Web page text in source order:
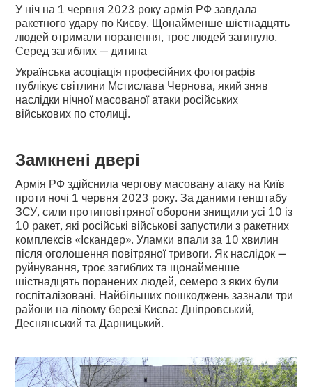
У ніч на 1 червня 2023 року армія РФ завдала
ракетного удару по Києву. Щонайменше шістнадцять
людей отримали поранення, троє людей загинуло.
Серед загиблих — дитина
Українська асоціація професійних фотографів
публікує світлини Мстислава Чернова, який зняв
наслідки нічної масованої атаки російських
військових по столиці.
Замкнені двері
Армія РФ здійснила чергову масовану атаку на Київ
проти ночі 1 червня 2023 року. За даними генштабу
ЗСУ, сили протиповітряної оборони знищили усі 10 із
10 ракет, які російські військові запустили з ракетних
комплексів «Іскандер». Уламки впали за 10 хвилин
після оголошення повітряної тривоги. Як наслідок —
руйнування, троє загиблих та щонайменше
шістнадцять поранених людей, семеро з яких були
госпіталізовані. Найбільших пошкоджень зазнали три
райони на лівому березі Києва: Дніпровський,
Деснянський та Дарницький.